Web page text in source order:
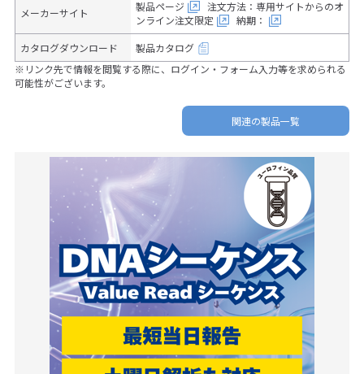
メーカーサイト
製品ページ
注文方法：専用サイトからのオ
ンライン注文限定
納期：
カタログダウンロード
製品カタログ
※リンク先で情報を閲覧する際に、ログイン・フォーム入力等を求められる
可能性がございます。
関連の製品一覧